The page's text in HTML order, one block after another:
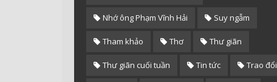
Nhớ ông Phạm Vĩnh Hải Suy ngẫm
Tham khảo Thơ Thư giãn
Thư giãn cuối tuần Tin tức Trao đổi